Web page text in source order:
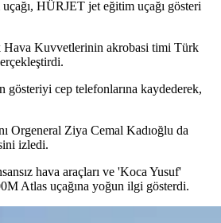
HÜRJET jet eğitim uçağı gösteri
Hava Kuvvetlerinin akrobasi timi Türk
gösteriyi cep telefonlarına kaydederek,
Orgeneral Ziya Cemal Kadıoğlu da
izledi.
hava araçları ve 'Koca Yusuf'
Atlas uçağına yoğun ilgi gösterdi.